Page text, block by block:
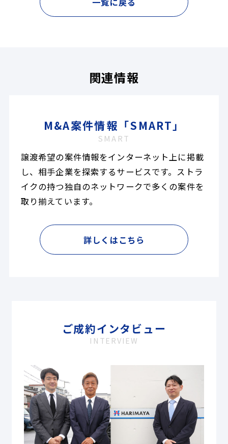
関連情報
M&A案件情報「SMART」
SMART
譲渡希望の案件情報をインターネット上に掲載
し、相手企業を探索するサービスです。ストラ
イクの持つ独自のネットワークで多くの案件を
取り揃えています。
詳しくはこちら
ご成約インタビュー
INTERVIEW